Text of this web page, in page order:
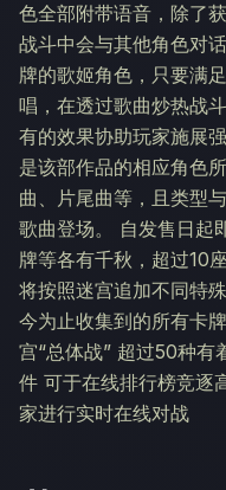
色全部附带语音，除了
战斗中会与其他角色对
牌的歌姬角色，只要满
唱，在透过歌曲炒热战
有的效果协助玩家施展
是该部作品的相应角色
曲、片尾曲等，且类型
歌曲登场。 自发售日起
牌等各有千秋，超过10
将按照迷宫追加不同特
今为止收集到的所有卡
宫“总体战” 超过50种有
件 可于在线排行榜竞逐
家进行实时在线对战